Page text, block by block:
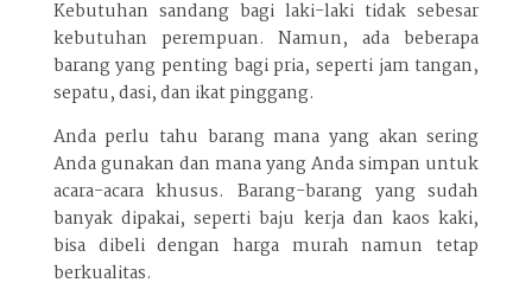
Kebutuhan sandang bagi laki-laki tidak sebesar
kebutuhan perempuan. Namun, ada beberapa
barang yang penting bagi pria, seperti jam tangan,
sepatu, dasi, dan ikat pinggang.
Anda perlu tahu barang mana yang akan sering
Anda gunakan dan mana yang Anda simpan untuk
acara-acara khusus. Barang-barang yang sudah
banyak dipakai, seperti baju kerja dan kaos kaki,
bisa dibeli dengan harga murah namun tetap
berkualitas.